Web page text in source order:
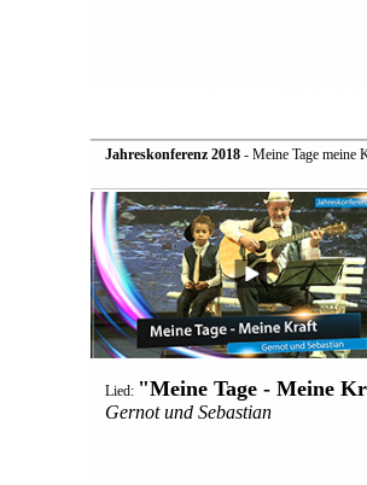
Jahreskonferenz 2018- Meine Tage meine
Lied: "Meine Tage - Meine
Gernot und Sebastian